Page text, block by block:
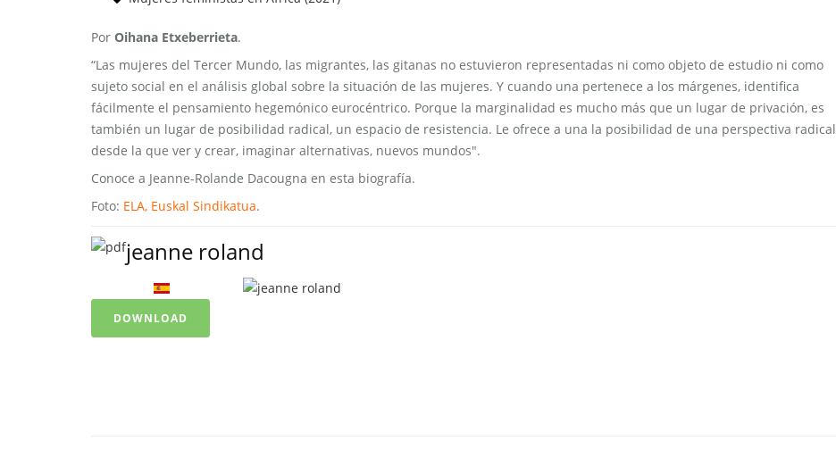
Por Oihana Etxeberrieta.
“Las mujeres del Tercer Mundo, las migrantes, las gitanas no estuvieron representadas ni como objeto de estudio ni como
sujeto social en el análisis global sobre la situación de las mujeres. Y cuando una pertenece a los márgenes, identifica
fácilmente el pensamiento hegemónico eurocéntrico. Porque la marginalidad es mucho más que un lugar de privación, es
también un lugar de posibilidad radical, un espacio de resistencia. Le ofrece a una la posibilidad de una perspectiva radical
desde la que ver y crear, imaginar alternativas, nuevos mundos".
Conoce a Jeanne-Rolande Dacougna en esta biografía.
Foto: ELA, Euskal Sindikatua.
jeanne roland